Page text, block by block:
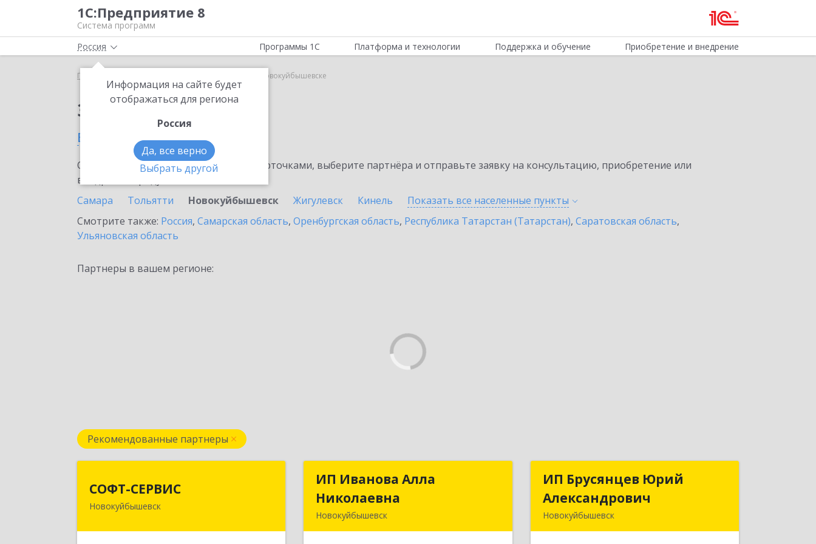
1С:Предприятие 8
Система программ
Россия
Информация на сайте будет
отображаться для региона
Россия
Да, все верно
Выбрать другой
Программы 1С Платформа и технологии Поддержка и обучение Приобретение и внедрение
Главная 1C-Store в Новокуйбышевске
Заказать 1C-Store
в Новокуйбышевске
Ознакомьтесь с информационными карточками, выберите партнёра и отправьте заявку на консультацию, приобретение или
внедрение продукта.
Самара
Тольятти Новокуйбышевск Жигулевск Кинель Показать все населенные пункты
Смотрите также: Россия, Самарская область, Оренбургская область, Республика Татарстан (Татарстан), Саратовская область,
Ульяновская область
Партнеры в вашем регионе:
Рекомендованные партнеры
СОФТ-СЕРВИС
Новокуйбышевск
ИП Иванова Алла
Николаевна
Новокуйбышевск
ИП Иванова Алла
ИП Брусянцев Юрий
Александрович
Новокуйбышевск
ИП Брусянцев Юрий
Александрович